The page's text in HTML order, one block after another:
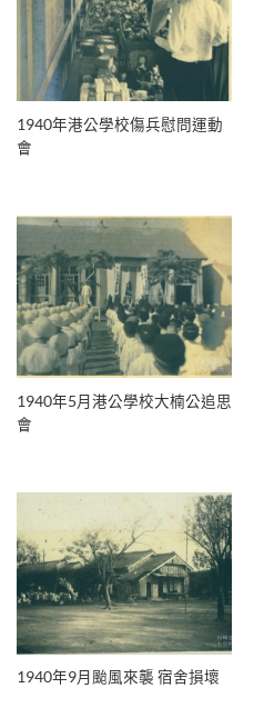
1940年港公學校傷兵慰問運動
會
1940年5月港公學校大楠公追思
會
1940年9月颱風來襲 宿舍損壞